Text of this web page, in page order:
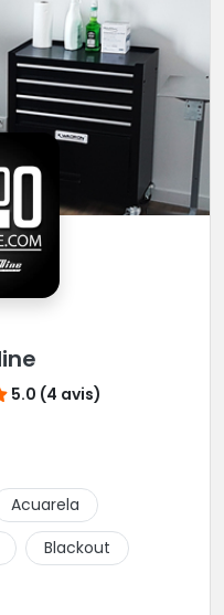
5.0 (4 avis)
Acuarela
Blackout